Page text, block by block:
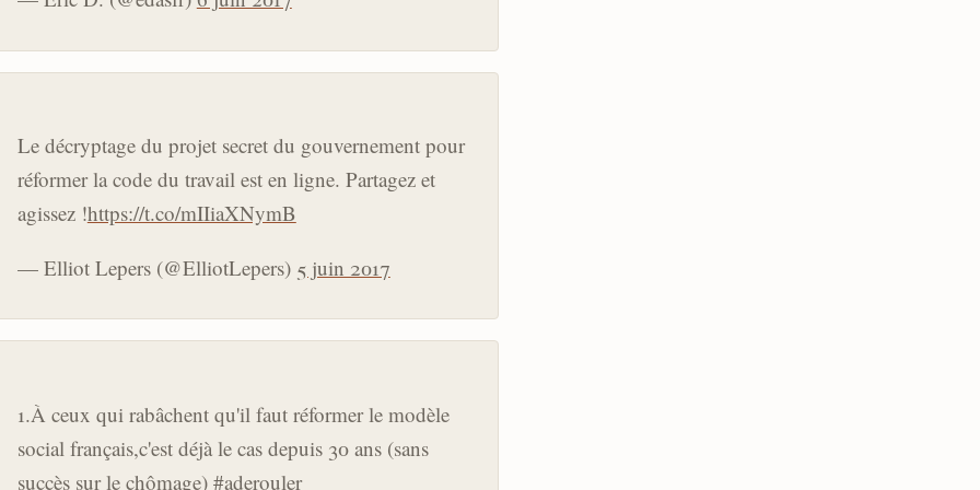
Le décryptage du projet secret du gouvernement pour
réformer la code du travail est en ligne. Partagez et
agissez !https://t.co/mIIiaXNymB
— Elliot Lepers (@ElliotLepers) 5 juin 2017
1.À ceux qui rabâchent qu'il faut réformer le modèle
social français,c'est déjà le cas depuis 30 ans (sans
succès sur le chômage) #aderouler